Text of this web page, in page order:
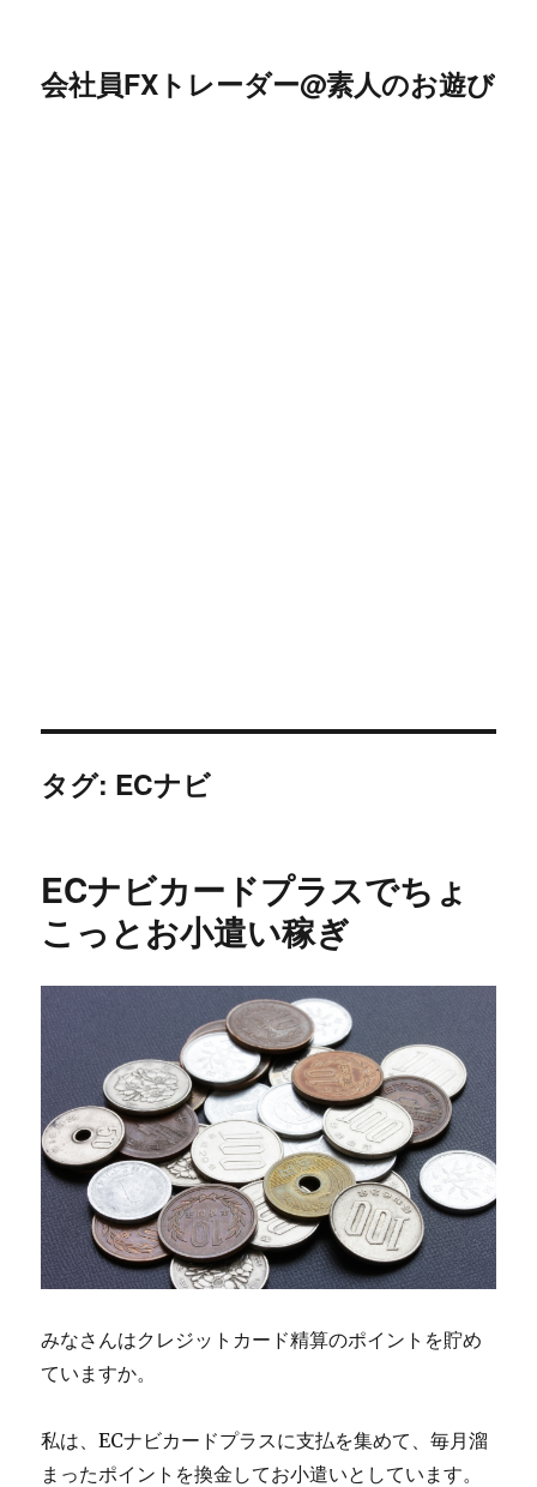
会社員FXトレーダー@素人のお遊び
タグ: ECナビ
ECナビカードプラスでちょ
こっとお小遣い稼ぎ
みなさんはクレジットカード精算のポイントを貯め
ていますか。
私は、ECナビカードプラスに支払を集めて、毎月溜
まったポイントを換金してお小遣いとしています。